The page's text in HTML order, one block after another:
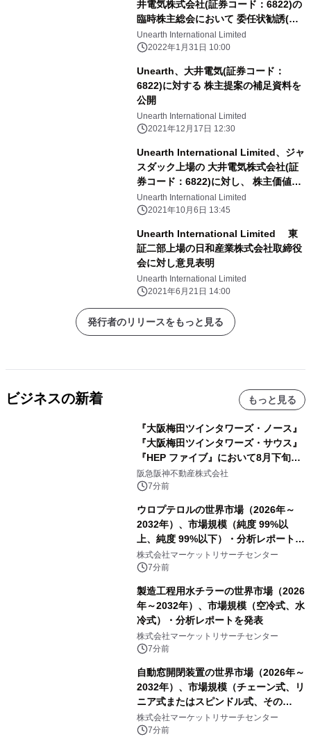
井電気株式会社(証券コード：6822)の
臨時株主総会において 委任状勧誘(プ
ロキシーファイト)を実施
Unearth International Limited
2022年1月31日 10:00
Unearth、大井電気(証券コード：
6822)に対する 株主提案の補足資料を
公開
Unearth International Limited
2021年12月17日 12:30
Unearth International Limited、ジャ
スダック上場の 大井電気株式会社(証
券コード：6822)に対し、 株主価値向
上に向けた要望書を提出
Unearth International Limited
2021年10月6日 13:45
Unearth International Limited 東
証二部上場の日和産業株式会社取締役
会に対し意見表明
Unearth International Limited
2021年6月21日 14:00
発行者のリリースをもっと見る
ビジネスの新着 もっと見る
『大阪梅田ツインタワーズ・ノース』
『大阪梅田ツインタワーズ・サウス』
『HEP ファイブ』において8月下旬か
ら 「オフサイト型コーポレートPPA」
による 再生可能エネルギー電力の使用
阪急阪神不動産株式会社
7分前
ウロプテロルの世界市場（2026年～
2032年）、市場規模（純度 99%以
上、純度 99%以下）・分析レポートを
発表
株式会社マーケットリサーチセンター
7分前
製造工程用水チラーの世界市場（2026
年～2032年）、市場規模（空冷式、水
冷式）・分析レポートを発表
株式会社マーケットリサーチセンター
7分前
自動窓開閉装置の世界市場（2026年～
2032年）、市場規模（チェーン式、リ
ニア式またはスピンドル式、その
他）・分析レポートを発表
株式会社マーケットリサーチセンター
7分前